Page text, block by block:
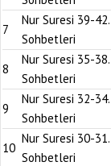
7
Nur Suresi 39-
Sohbetleri
8
Nur Suresi 35-
Sohbetleri
9
Nur Suresi 32-
Sohbetleri
10
Nur Suresi 30-
Sohbetleri